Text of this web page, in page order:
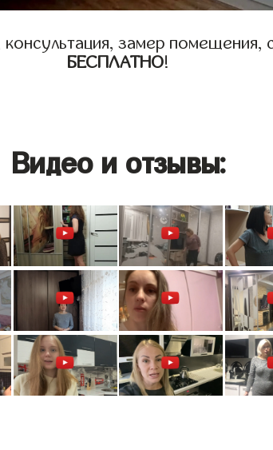
замер помещения,
БЕСПЛАТНО!
Видео и отзывы: